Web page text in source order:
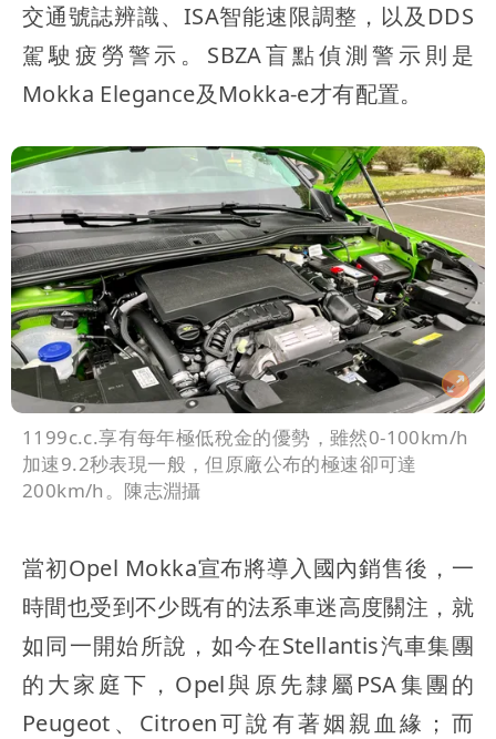
交通號誌辨識、ISA智能速限調整，以及DDS
駕駛疲勞警示。SBZA盲點偵測警示則是
Mokka Elegance及Mokka-e才有配置。
1199c.c.享有每年極低稅金的優勢，雖然0-100km/h
加速9.2秒表現一般，但原廠公布的極速卻可達
200km/h。陳志淵攝
當初Opel Mokka宣布將導入國內銷售後，一
時間也受到不少既有的法系車迷高度關注，就
如同一開始所說，如今在Stellantis汽車集團
的大家庭下，Opel與原先隸屬PSA集團的
Peugeot、Citroen可說有著姻親血緣；而